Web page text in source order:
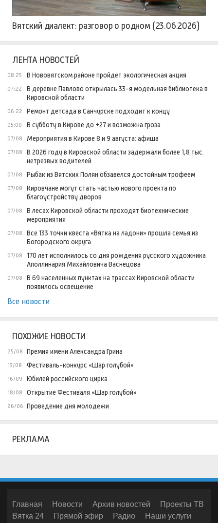
Вятский диалект: разговор о родном (23.06.2026)
ЛЕНТА НОВОСТЕЙ
08:25 В Нововятском районе пройдет экологическая акция
07:22
В деревне Павлово открылась 33-я модельная библиотека в
Кировской области
06:22 Ремонт детсада в Санчурске подходит к концу
05:00 В субботу в Кирове до +27 и возможна гроза
07/08 Мероприятия в Кирове 8 и 9 августа: афиша
07/08
В 2026 году в Кировской области задержали более 1,8 тыс.
нетрезвых водителей
07/08 Рыбак из Вятских Полян обзавелся достойным трофеем
07/08
Кировчане могут стать частью нового проекта по
благоустройству дворов
07/08
В лесах Кировской области проходят биотехнические
мероприятия
07/08
Все 133 точки квеста «Вятка на ладони» прошла семья из
Богородского округа
07/08
170 лет исполнилось со дня рождения русского художника
Аполлинария Михайловича Васнецова
07/08
В 69 населенных пунктах на трассах Кировской области
появилось освещение
Все новости
ПОХОЖИЕ НОВОСТИ
25/08 Премия имени Александра Грина
13/08 Фестиваль-конкурс «Шар голубой»
16/09 Юбилей российского цирка
18/08 Открытие Фестиваля «Шар голубой»
26/06 Проведение дня молодежи
РЕКЛАМА
Главная Новости Архив новостей
Проекты ТВ
Вятка 24
Прямой эфир Радио
Наши услуги